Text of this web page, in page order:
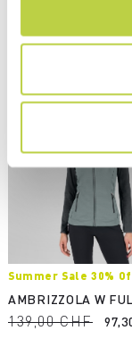
Summer Sale 30%
AMBRIZZOLA W
139,00 CHF